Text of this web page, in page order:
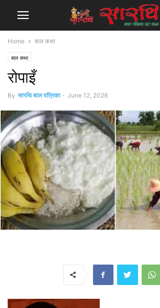
Home बाल कथा
बाल कथा
रोपाइँ
By सारथि बाल पत्रिका - June 12, 2026